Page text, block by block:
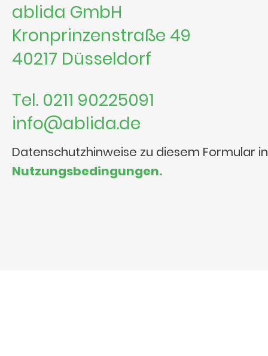
ablida GmbH
Kronprinzenstraße 49
40217 Düsseldorf
Tel. 0211 90225091
info@ablida.de
Datenschutzhinweise zu diesem Formular
Nutzungsbedingungen.